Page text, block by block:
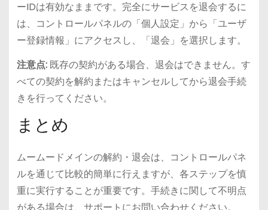
ーIDは有効なままです。完全にサービスを退会するに
は、コントロールパネルの「個人設定」から「ユーザ
ー登録情報」にアクセスし、「退会」を選択します。
注意点:既存の契約がある場合、退会はできません。す
べての契約を解約またはキャンセルしてから退会手続
きを行ってください。
まとめ
ムームードメインの解約・退会は、コントロールパネ
ルを通じて比較的簡単に行えますが、各ステップを慎
重に実行することが重要です。手続きに関して不明点